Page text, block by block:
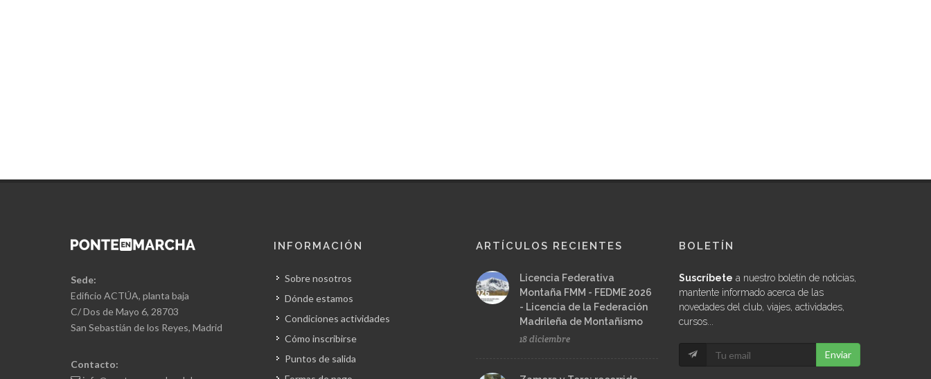
Sede:
Edificio ACTÚA, planta baja
C/ Dos de Mayo 6, 28703
San Sebastián de los Reyes, Madrid
Contacto:
INFORMACIÓN
Sobre nosotros
Dónde estamos
Condiciones actividades
Cómo inscribirse
Puntos de salida
ARTÍCULOS RECIENTES
Licencia Federativa
Montaña FMM - FEDME 2026
- Licencia de la Federación
Madrileña de Montañismo
18 diciembre
BOLETÍN
Suscríbete a nuestro boletín de noticias,
mantente informado acerca de las
novedades del club, viajes, actividades,
cursos...
Enviar